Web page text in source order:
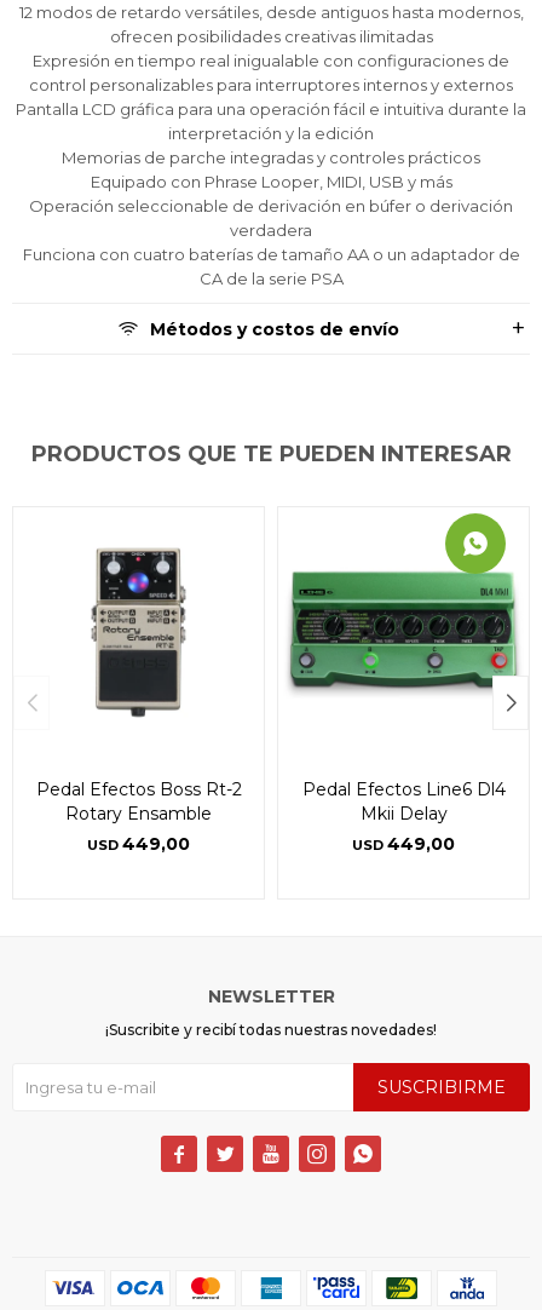
12 modos de retardo versátiles, desde antiguos hasta modernos,
ofrecen posibilidades creativas ilimitadas
Expresión en tiempo real inigualable con configuraciones de
control personalizables para interruptores internos y externos
Pantalla LCD gráfica para una operación fácil e intuitiva durante la
interpretación y la edición
Memorias de parche integradas y controles prácticos
Equipado con Phrase Looper, MIDI, USB y más
Operación seleccionable de derivación en búfer o derivación
verdadera
Funciona con cuatro baterías de tamaño AA o un adaptador de
CA de la serie PSA
Métodos y costos de envío
PRODUCTOS QUE TE PUEDEN INTERESAR
Pedal Efectos Boss Rt-2
Rotary Ensamble
USD 449,00
Pedal Efectos Line6 Dl4
Mkii Delay
USD 449,00
Mes Año
Continuar
* sujeto a aprobación crediticia. El monto disponible
puede variar por comercio
NEWSLETTER
¡Suscribite y recibí todas nuestras novedades!
SUSCRIBIRME
    
Mes Año
Continuar
* sujeto a aprobación crediticia. El monto disponible
puede variar por comercio
Mes Año
Continuar
* sujeto a aprobación crediticia. El monto disponible
puede variar por comercio